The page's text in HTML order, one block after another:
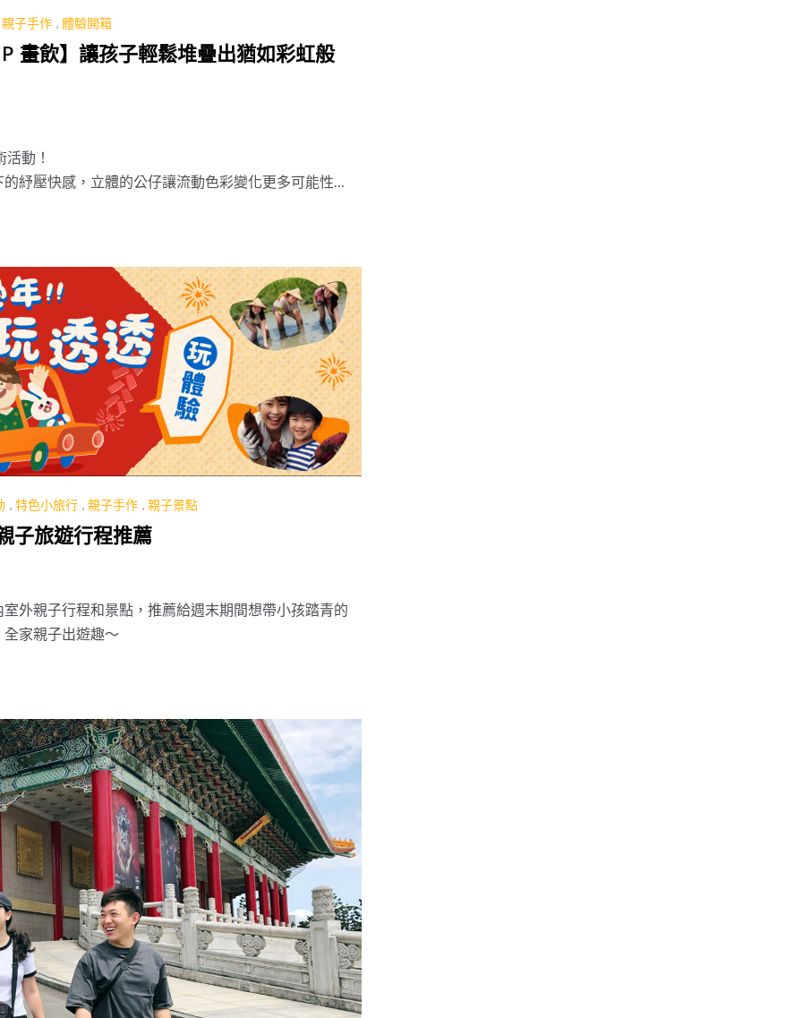
親子手作 , 體驗開箱
畫飲】讓孩子輕鬆堆疊出猶如彩虹般
動！
紓壓快感，立體的公仔讓流動色彩變化更多可能性，
, 特色小旅行 , 親子手作 , 親子景點
子旅遊行程推薦
外親子行程和景點，推薦給週末期間想帶小孩踏青的
家親子出遊趣～